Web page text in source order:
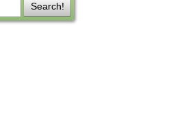
Search!